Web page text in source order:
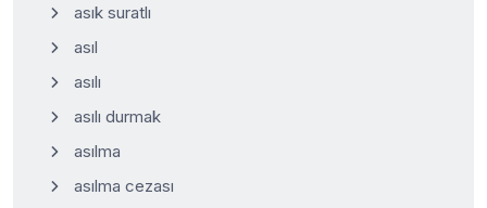
asık suratlı
asıl
asılı
asılı durmak
asılma
asılma cezası